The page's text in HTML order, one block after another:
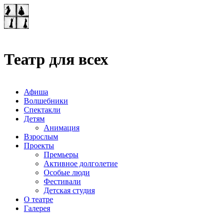
Театр для всех
Афиша
Волшебники
Спектакли
Детям
Анимация
Взрослым
Проекты
Премьеры
Активное долголетие
Особые люди
Фестивали
Детская студия
О театре
Галерея